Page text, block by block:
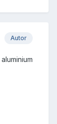
Autor